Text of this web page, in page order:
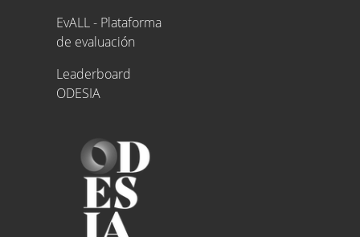
EvALL - Plataforma
de evaluación
Leaderboard
ODESIA